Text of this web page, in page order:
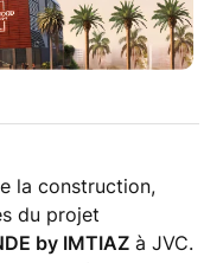
la construction,
du projet
by IMTIAZ à JVC.